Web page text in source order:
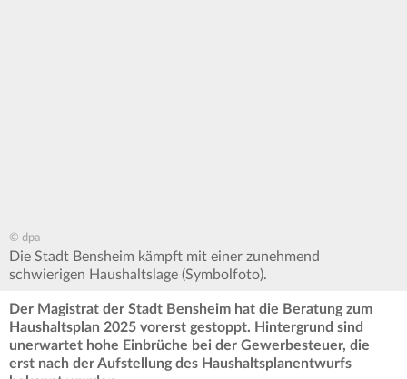
© dpa
Die Stadt Bensheim kämpft mit einer zunehmend
schwierigen Haushaltslage (Symbolfoto).
Der Magistrat der Stadt Bensheim hat die Beratung zum
Haushaltsplan 2025 vorerst gestoppt. Hintergrund sind
unerwartet hohe Einbrüche bei der Gewerbesteuer, die
erst nach der Aufstellung des Haushaltsplanentwurfs